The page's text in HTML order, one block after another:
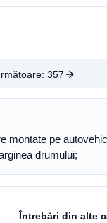
357
montate pe
drumului;
Întrebări din alte